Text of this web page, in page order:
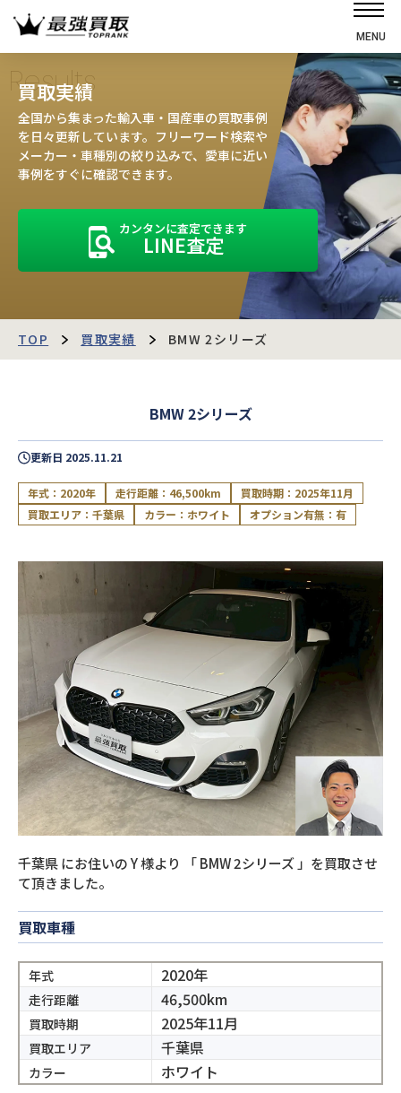
MENU
選ばれる理由
高価買取の仕組み
売却の流れ
お客様の声
運営会社
最強買取マガジン
閉じる
Results
買取実績
全国から集まった輸入車・国産車の買取事例
を日々更新しています。フリーワード検索や
メーカー・車種別の絞り込みで、愛車に近い
事例をすぐに確認できます。
カンタンに査定できます
LINE査定
TOP 買取実績 BMW 2シリーズ
BMW 2シリーズ
更新日 2025.11.21
年式：2020年 走行距離：46,500km
買取時期：2025年11月
買取エリア：千葉県
カラー：ホワイト オプション有無：有
千葉県にお住いのY様より 「BMW 2シリーズ 」を買取させ
て頂きました。
買取車種
年式 2020年
走行距離 46,500km
買取時期 2025年11月
買取エリア 千葉県
カラー ホワイト